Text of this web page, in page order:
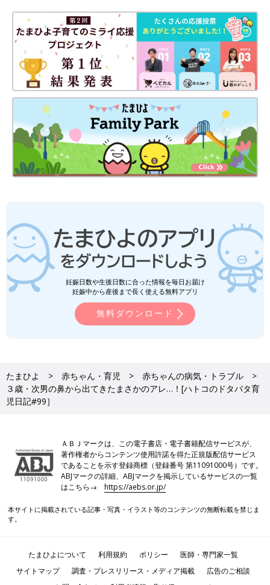
妊娠日数や生後日数に合った情報を毎日お届け
妊娠中から産後まで長く使える無料アプリ
無料ダウンロード
たまひよ 赤ちゃん・育児
赤ちゃんの病気・トラブル
３歳・次男の鼻から出てきたまさかのアレ…！[ハトコのドタバタ育
児日記#99］
ＡＢＪマークは、この電子書店・電子書籍配信サービスが、
著作権者からコンテンツ使用許諾を得た正規版配信サービス
であることを示す登録商標（登録番号 第11091000号）です。
ABJマークの詳細、ABJマークを掲示しているサービスの一覧
はこちら→https://aebs.or.jp/
本サイトに掲載されている記事・写真・イラスト等のコンテンツの無断転載を禁じま
す。
たまひよについて 利用規約 ポリシー
医師・専門家一覧
サイトマップ
調査・プレスリリース・メディア掲載
広告のご相談